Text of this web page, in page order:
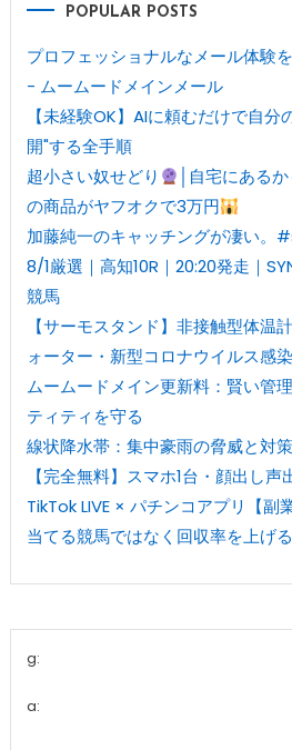
POPULAR POSTS
プロフェッショナルなメール体験
- ムームードメインメール
【未経験OK】AIに頼むだけで自
開"する全手順
超小さい奴せどり
│自宅にある
の商品がヤフオクで3万円
加藤純一のキャッチングが凄い
8/1厳選｜高知10R｜20:20発走｜
競馬
【サーモスタンド】非接触型体温
ォーター・新型コロナウイルス感
ムームードメイン更新料：賢い管
ティティを守る
線状降水帯：集中豪雨の脅威と対策
【完全無料】スマホ1台・顔出し
TikTok LIVE × パチンコアプリ【副
当てる競馬ではなく回収率を上げ
g:
a: